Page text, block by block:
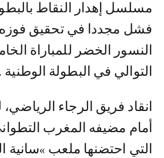
مسلسل إهدار النقاط
فشل مجددا في تحقيق فوزه
النسور الخضر للمباراة
التوالي في البطولة الوطنية
انقاد فريق الرجاء
أمام مضيفه المغرب
التي احتضنها ملعب »سانية